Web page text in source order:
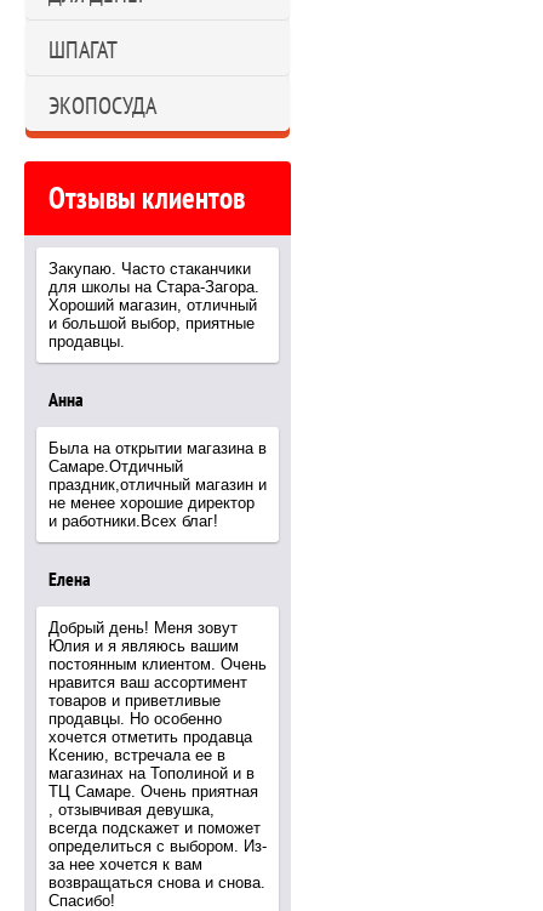
ШПАГАТ
ЭКОПОСУДА
Отзывы клиентов
Закупаю. Часто стаканчики
для школы на Стара-Загора.
Хороший магазин, отличный
и большой выбор, приятные
продавцы.
Анна
Была на открытии магазина в
Самаре.Отдичный
праздник,отличный магазин и
не менее хорошие директор
и работники.Всех благ!
Елена
Добрый день! Меня зовут
Юлия и я являюсь вашим
постоянным клиентом. Очень
нравится ваш ассортимент
товаров и приветливые
продавцы. Но особенно
хочется отметить продавца
Ксению, встречала ее в
магазинах на Тополиной и в
ТЦ Самаре. Очень приятная
, отзывчивая девушка,
всегда подскажет и поможет
определиться с выбором. Из-
за нее хочется к вам
возвращаться снова и снова.
Спасибо!